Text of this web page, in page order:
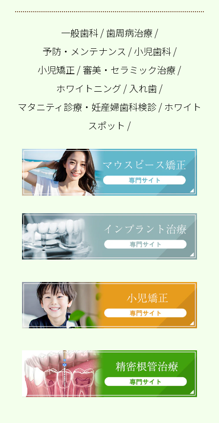
一般歯科/歯周病治療/
予防・メンテナンス /小児歯科/
小児矯正 /審美・セラミック治療/
ホワイトニング / 入れ歯/
マタニティ診療・妊産婦歯科検診/ホワイト
スポット /